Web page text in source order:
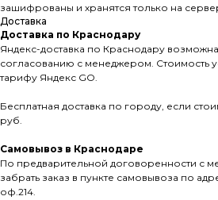
зашифрованы и хранятся только на
Доставка
Доставка по Краснодару
Яндекс-доставка по Краснодару
согласованию с менеджером. Стоимость
тарифу Яндекс GO.
Бесплатная доставка по городу, если
руб.
Самовывоз в Краснодаре
По предварительной договоренности с
забрать заказ в пункте самовывоза по
оф.214.